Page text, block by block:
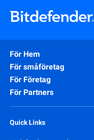
För Hem
För småföretag
För Företag
För Partners
Quick Links